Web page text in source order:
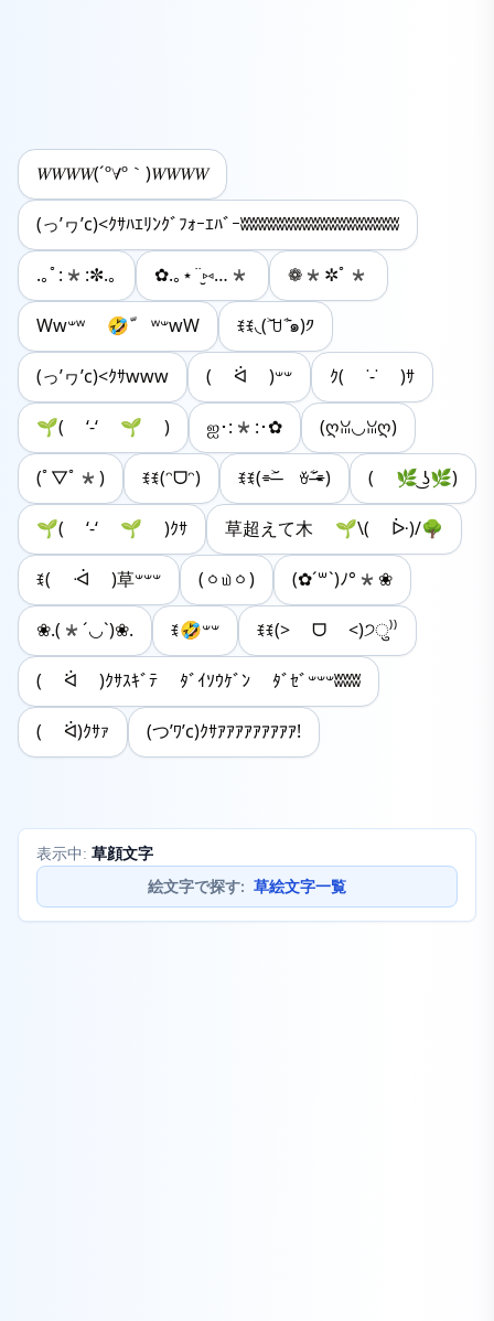
𝑊𝑊𝑊𝑊(´º∀º｀)𝑊𝑊𝑊𝑊
(っ’ヮ’c)<ｸｻﾊｴﾘﾝｸﾞﾌｫｰｴﾊﾞｰʬʬʬʬʬʬʬʬʬʬʬʬʬʬʬʬʬʬ
.｡ﾟ:*:✼.｡ ✿.｡⋆¨̮⑅…* ❁*✲ﾟ*
Ww𐤔ʷ 🤣ّ ʷ𐤔wW ꉂꉂ◟(˃᷄ꇴ˂᷅๑)༡
(っ’ヮ’c)<ｸｻwww ( ᐛ )‪𐤔‪𐤔 ｸ( ˙-˙ )ｻ
🌱( ‘-‘ ‪🌱 ) ஐ･:*:･✿ (ღꈍ◡ꈍღ)
(ﾟ▽ﾟ*) ꉂꉂ(ᵔᗜᵔ) ꉂꉂ(⌯˃̶᷄ ꈊ˂̶᷄⌯) ( 🌿 ͜ʖ🌿)
🌱( ‘-‘ ‪🌱 )ｸｻ 草超えて木 🌱\( ᐕ)/🌳
ꉂ( ᐙ )草𐤔𐤔𐤔 (ㆁ௰ㆁ) (✿´꒳`)ﾉ°*❀
❀.(*´◡`)❀. ꉂ🤣𐤔𐤔 ꉂꉂ(> ᗜ <)੭ु⁾⁾
( ᐛ )‪ｸｻｽｷﾞﾃ ﾀﾞｲｿｳｹﾞﾝ ﾀﾞｾﾞ𐤔𐤔𐤔ʬʬʬ
( ᐛ)ｸｻｧ (つ’ﾜ’c)ｸｻｱｱｱｱｱｱｱｱｱ!
表示中: 草顔文字
絵文字で探す: 草絵文字一覧